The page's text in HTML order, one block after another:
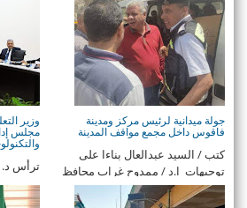
جولة ميدانية لرئيس مركز ومدينة
فاقوس داخل مجمع مواقف المدينة
كتب / السيد عبدالعال بناءا على
توجيهات ا.د / ممدوح غراب محافظ
ا ...
وزير
مجلس
ترأس د.
العالي
مجلس